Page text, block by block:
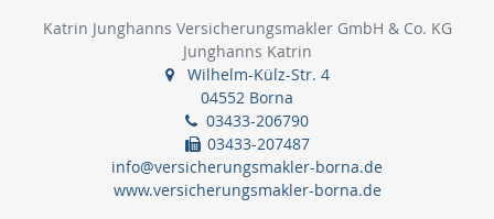
Katrin Junghanns Versicherungsmakler GmbH & Co. KG
Junghanns Katrin
Wilhelm-Külz-Str. 4
04552 Borna
03433-206790
03433-207487
info@versicherungsmakler-borna.de
www.versicherungsmakler-borna.de